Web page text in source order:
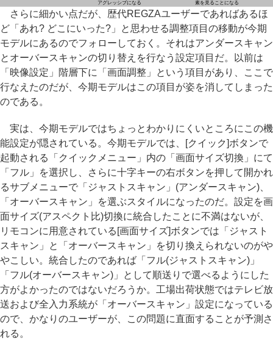
アグレッシブになる 素を見ることになる
さらに細かい点だが、歴代REGZAユーザーであればあるほ
ど「あれ? どこにいった?」と思わせる調整項目の移動が今期
モデルにあるのでフォローしておく。それはアンダースキャン
とオーバースキャンの切り替えを行なう設定項目だ。以前は
「映像設定」階層下に「画面調整」という項目があり、ここで
行なえたのだが、今期モデルはこの項目が姿を消してしまった
のである。
実は、今期モデルではちょっとわかりにくいところにこの機
能設定が隠されている。今期モデルでは、[クイック]ボタンで
起動される「クイックメニュー」内の「画面サイズ切換」にて
「フル」を選択し、さらに十字キーの右ボタンを押して開かれ
るサブメニューで「ジャストスキャン」(アンダースキャン)、
「オーバースキャン」を選ぶスタイルになったのだ。設定を画
面サイズ(アスペクト比)切換に統合したことに不満はないが、
リモコンに用意されている[画面サイズ]ボタンでは「ジャスト
スキャン」と「オーバースキャン」を切り換えられないのがや
やこしい。統合したのであれば「フル(ジャストスキャン)」
「フル(オーバースキャン)」として順送りで選べるようにした
方がよかったのではないだろうか。工場出荷状態ではテレビ放
送および全入力系統が「オーバースキャン」設定になっている
ので、かなりのユーザーが、この問題に直面することが予測さ
れる。